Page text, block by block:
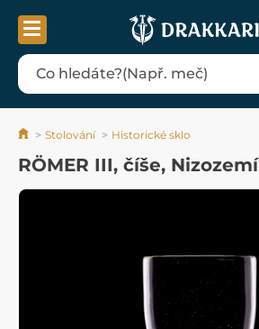
Stolování Historické sklo
RÖMER III, číše, Nizozemí